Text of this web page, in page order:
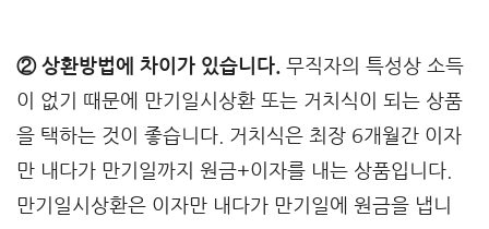
② 상환방법에 차이가 있습니다. 무직자의 특성상 소득
이 없기 때문에 만기일시상환 또는 거치식이 되는 상품
을 택하는 것이 좋습니다. 거치식은 최장 6개월간 이자
만 내다가 만기일까지 원금+이자를 내는 상품입니다.
만기일시상환은 이자만 내다가 만기일에 원금을 냅니